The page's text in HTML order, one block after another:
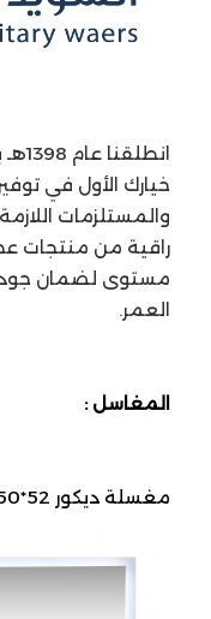
خيارك الأول في
والمستلزمات
راقية من منتجات
مستوى لضمان
العمر.
المغاسل :
مغسلة ديكور 52*150 سم